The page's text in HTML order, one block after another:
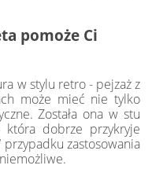
pomoże Ci
w stylu retro - pejzaż z
może mieć nie tylko
Została ona w stu
która dobrze przykryje
zastosowania